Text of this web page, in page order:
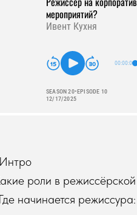
роли в
начинается режиссура: